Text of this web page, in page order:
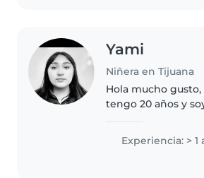
Yami
Niñera en Tijuana
Hola mucho gusto,
tengo 20 años y
soy la niñera
salir a divertirse,
Experiencia: > 1